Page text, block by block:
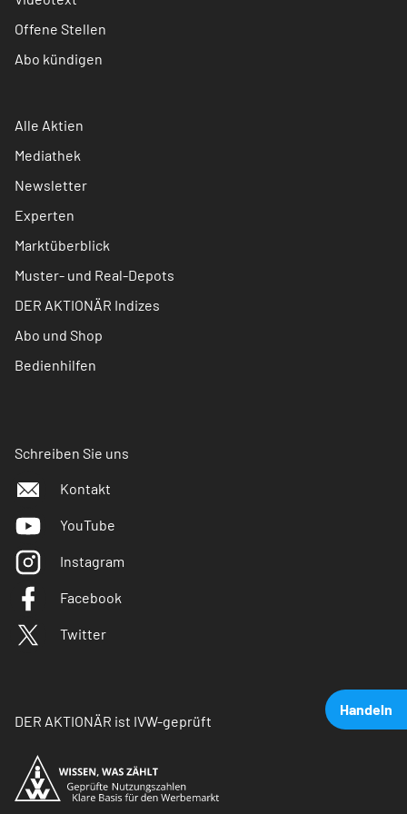
Handeln
Offene Stellen
Abo kündigen
Alle Aktien
Mediathek
Newsletter
Experten
Marktüberblick
Muster- und Real-Depots
DER AKTIONÄR Indizes
Abo und Shop
Bedienhilfen
Schreiben Sie uns
Kontakt
YouTube
Instagram
Facebook
Twitter
DER AKTIONÄR ist IVW-geprüft